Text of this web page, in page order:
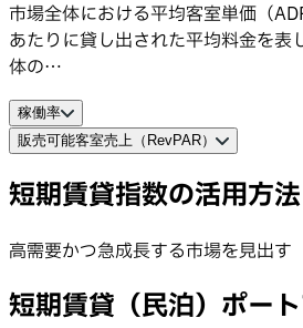
市場全体における平均客室単価（
あたりに貸し出された平均料金を表
体の…
稼働率
特定の地域において、現在予約（賃
稼働可能な物件の割合です。パーセ
…
販売可能客室売上（RevPAR）
販売可能客室1室あたりの売上（
賃貸物件1件あたりから1日に得られ
す。市場の平均客室単価（ADR）に…
短期賃貸指数の活用方法
高需要かつ急成長する市場を見出す
短期賃貸（民泊）ポー